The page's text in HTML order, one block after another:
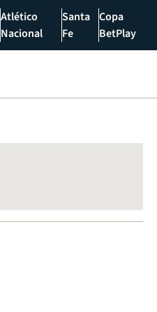
Atlético
Nacional
Santa
Fe
Copa
BetPlay